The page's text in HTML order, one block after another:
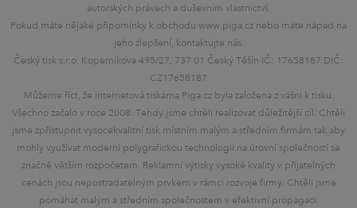
autorských právech a duševním vlastnictví.
Pokud máte nějaké připomínky k obchodu www.piga.cz nebo máte nápad na
jeho zlepšení, kontaktujte nás.
Český tisk s.r.o. Koperníkova 495/27, 737 01 Český Těšín IČ: 17658187 DIČ:
CZ17658187
Můžeme říct, že internetová tiskárna Piga.cz byla založena z vášni k tisku.
Všechno začalo v roce 2008. Tehdy jsme chtěli realizovat důležitější cíl. Chtěli
jsme zpřístupnit vysocekvalitní tisk místním malým a středním firmám tak aby
mohly využívat moderní polygrafickou technologii na úrovní společností se
značně větším rozpočetem. Reklamní výtisky vysoké kvality v přijatelných
cenách jsou nepostradatelným prvkem v rámci rozvoje firmy. Chtěli jsme
pomáhat malým a středním společnostem v efektivní propagaci.